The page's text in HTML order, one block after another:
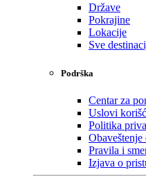
Države
Pokrajine
Lokacije
Sve
Podrška
Centar za
Uslovi
Politika
Pravila i
Izjava o